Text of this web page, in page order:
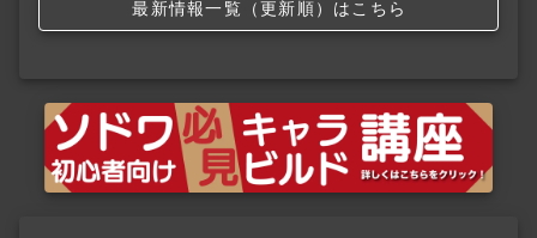
最新情報一覧（更新順）はこちら